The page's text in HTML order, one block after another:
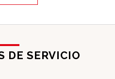
DE SERVICIO